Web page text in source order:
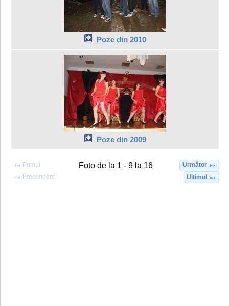
Poze din 2010
Poze din 2009
Primul
Precendent
Foto de la 1 - 9 la 16
Următor
Ultimul